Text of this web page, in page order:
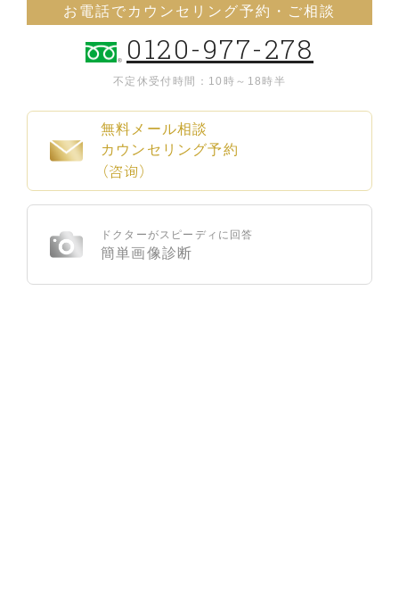
お電話でカウンセリング予約・ご相談
0120-977-278
不定休 受付時間：10時～18時半
無料メール相談
カウンセリング予約
（咨询）
ドクターがスピーディに回答
簡単画像診断